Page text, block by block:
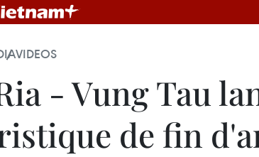
VIDEOS
- Vung Tau
de fin